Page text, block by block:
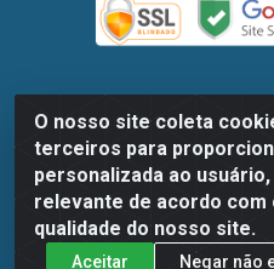
O nosso site coleta
terceiros para
personalizada ao
relevante de acordo
qualidade do nosso site.
Aceitar Negar não
Dispan Distribuidora de
Mascarenhas De Moraes,
51.170-000 - CNPJ